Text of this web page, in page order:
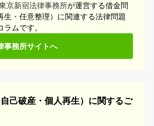
京新宿法律事務所が運営する借金問
生・任意整理）に関連する法律問題
ムです。
事務所サイトへ
己破産・個人再生）に関するご